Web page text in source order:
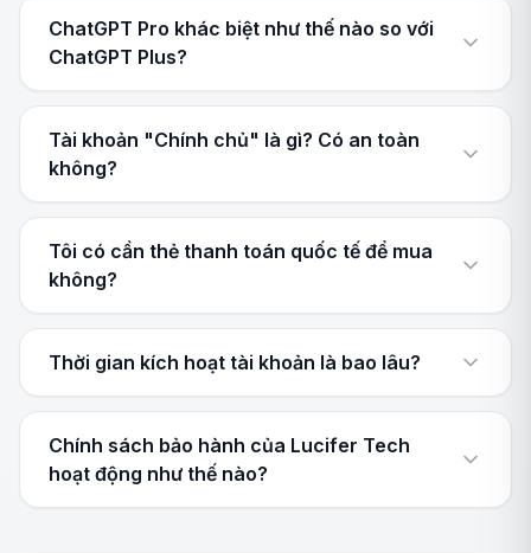
ChatGPT Pro khác biệt như thế nào so với
ChatGPT Plus?
Tài khoản "Chính chủ" là gì? Có an toàn
không?
Tôi có cần thẻ thanh toán quốc tế để mua
không?
Thời gian kích hoạt tài khoản là bao lâu?
Chính sách bảo hành của Lucifer Tech
hoạt động như thế nào?